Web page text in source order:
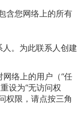
含您网络上的所有
。为此联系人创建
网络上的用户（“任
设为“无访问权
权限，请点按三角